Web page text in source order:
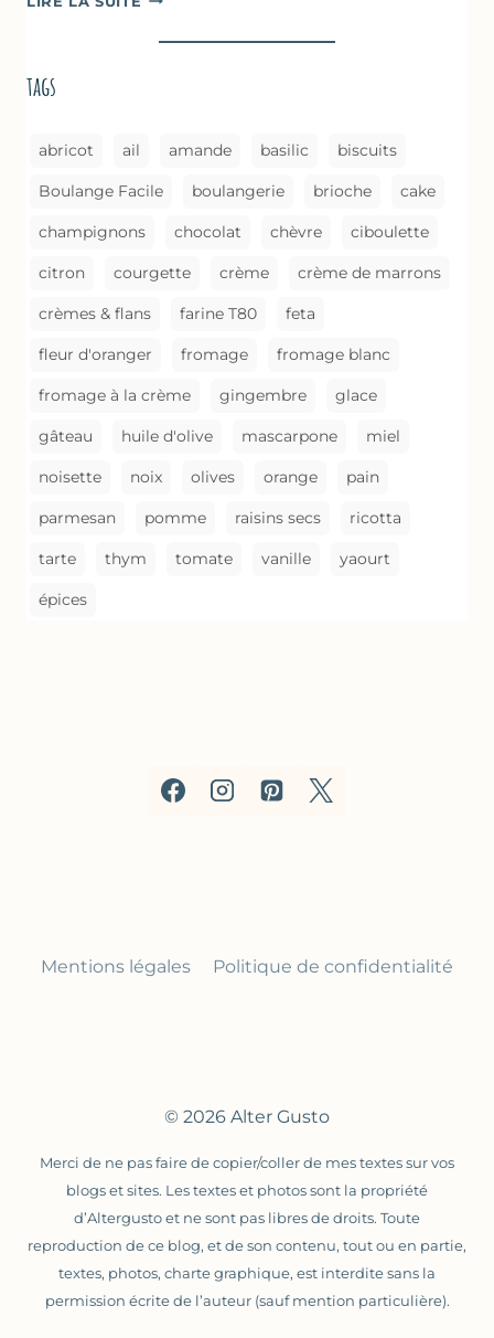
(MÉTHODE
tags
abricot ail amande basilic biscuits
Boulange Facile boulangerie brioche cake
champignons chocolat chèvre ciboulette
citron courgette crème crème de marrons
crèmes & flans farine T80 feta
fleur d'oranger fromage fromage blanc
fromage à la crème gingembre glace
gâteau huile d'olive mascarpone miel
noisette noix olives orange pain
parmesan pomme raisins secs ricotta
tarte thym tomate vanille yaourt
épices
Mentions légales Politique de confidentialité
© 2026 Alter Gusto
Merci de ne pas faire de copier/coller de mes textes sur vos
blogs et sites. Les textes et photos sont la propriété
d’Altergusto et ne sont pas libres de droits. Toute
reproduction de ce blog, et de son contenu, tout ou en partie,
textes, photos, charte graphique, est interdite sans la
permission écrite de l’auteur (sauf mention particulière).